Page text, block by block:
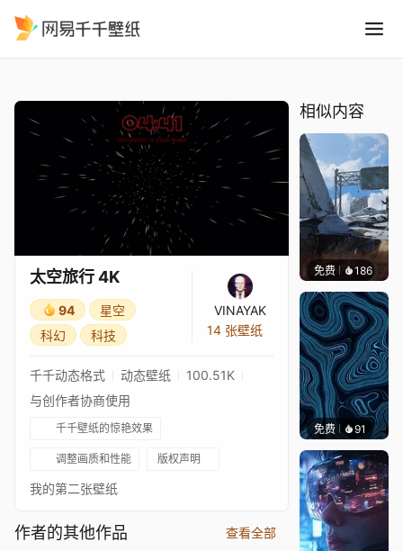
太空旅行 4K
94
星空
科幻
科技
VINAYAK
14 张壁纸
千千动态格式 动态壁纸
100.51K
与创作者协商使用
千千壁纸的惊艳效果
调整画质和性能 版权声明
我的第二张壁纸
作者的其他作品 查看全部
相似内容
免费 186
免费 91